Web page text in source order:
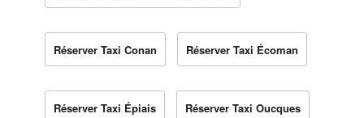
Réserver Taxi Conan Réserver Taxi Écoman
Réserver Taxi Épiais Réserver Taxi Oucques